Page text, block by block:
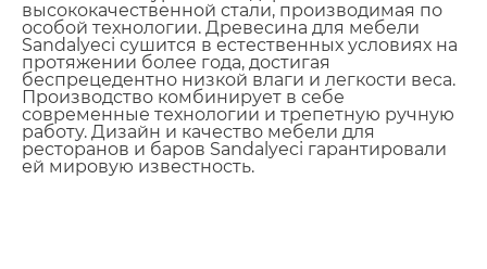
высококачественной стали, производимая по
особой технологии. Древесина для мебели
Sandalyeci сушится в естественных условиях на
протяжении более года, достигая
беспрецедентно низкой влаги и легкости веса.
Производство комбинирует в себе
современные технологии и трепетную ручную
работу. Дизайн и качество мебели для
ресторанов и баров Sandalyeci гарантировали
ей мировую известность.